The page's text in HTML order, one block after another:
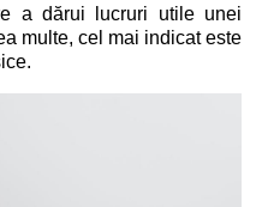
a dărui lucruri utile unei
multe, cel mai indicat este